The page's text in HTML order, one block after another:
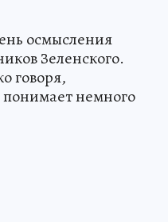
осмысления
Зеленского.
говоря,
немного